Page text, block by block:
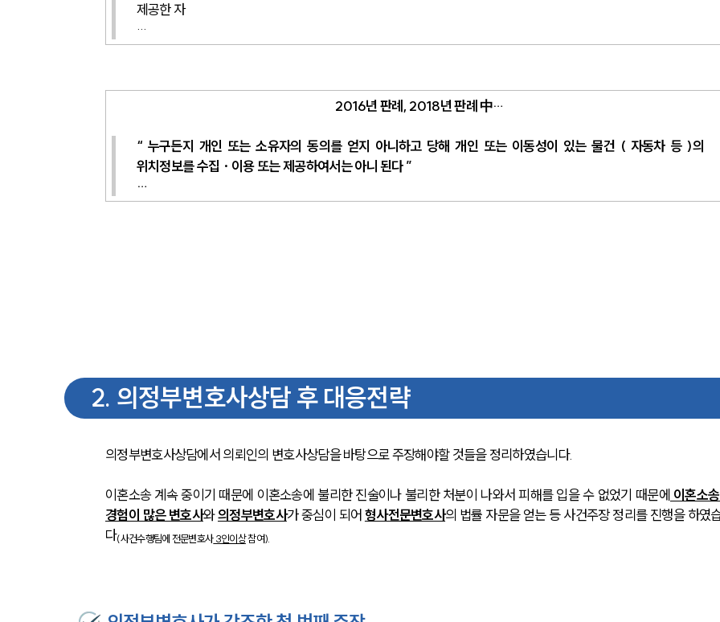
제공한 자
…
2016년 판례, 2018년 판례 中…
“ 누구든지 개인 또는 소유자의 동의를 얻지 아니하고 당해 개인 또는 이동성이 있는 물건 ( 자동차 등 )의
위치정보를 수집 · 이용 또는 제공하여서는 아니 된다 ”
…
2. 의정부변호사상담 후 대응전략
의정부변호사상담에서 의뢰인의 변호사상담을 바탕으로 주장해야할 것들을 정리하였습니다.
이혼소송 계속 중이기 때문에 이혼소송에 불리한 진술이나 불리한 처분이 나와서 피해를 입을 수 없었기 때문에 이혼소
경험이 많은 변호사와 의정부변호사가 중심이 되어 형사전문변호사의 법률 자문을 얻는 등 사건주장 정리를 진행을 하였
다(사건수행팀에 전문변호사 3인이상 참여).